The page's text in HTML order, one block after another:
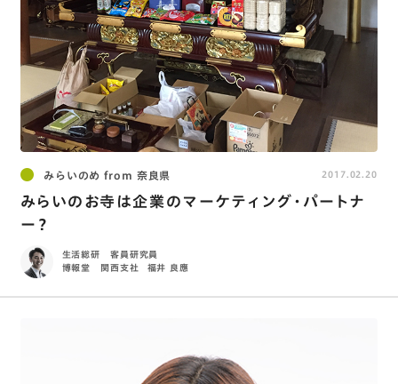
みらいのめ from 奈良県
みらいのお寺は企業のマーケティング・パートナ
ー？
生活総研 客員研究員
博報堂 関西支社
福井 良應
2017.02.20